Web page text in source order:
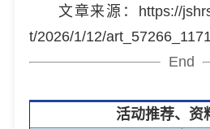
文章来源：https://
t/2026/1/12/
End
活动推荐、资